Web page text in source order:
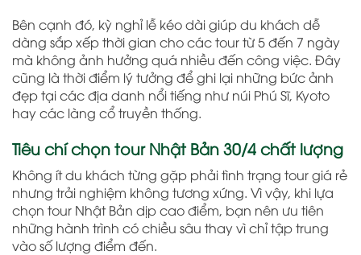
Bên cạnh đó, kỳ nghỉ lễ kéo dài giúp du khách dễ
dàng sắp xếp thời gian cho các tour từ 5 đến 7 ngày
mà không ảnh hưởng quá nhiều đến công việc. Đây
cũng là thời điểm lý tưởng để ghi lại những bức ảnh
đẹp tại các địa danh nổi tiếng như núi Phú Sĩ, Kyoto
hay các làng cổ truyền thống.
Tiêu chí chọn tour Nhật Bản 30/4 chất lượng
Không ít du khách từng gặp phải tình trạng tour giá rẻ
nhưng trải nghiệm không tương xứng. Vì vậy, khi lựa
chọn tour Nhật Bản dịp cao điểm, bạn nên ưu tiên
những hành trình có chiều sâu thay vì chỉ tập trung
vào số lượng điểm đến.